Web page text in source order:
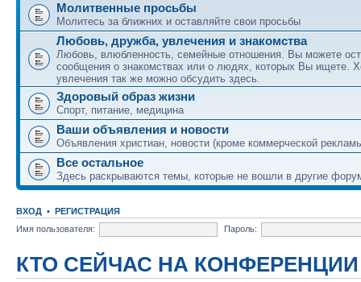
Молитвенные просьбы
Молитесь за ближних и оставляйте свои просьбы
Любовь, дружба, увлечения и знакомства
Любовь, влюбленность, семейные отношения. Вы можете
сообщения о знакомствах или о людях, которых Вы ищете.
увлечения так же можно обсудить здесь.
Здоровый образ жизни
Спорт, питание, медицина
Ваши объявления и новости
Объявления христиан, новости (кроме коммерческой
Все остальное
Здесь раскрываются темы, которые не вошли в другие
ВХОД • РЕГИСТРАЦИЯ
Имя пользователя:
Пароль:
КТО СЕЙЧАС НА КОНФЕРЕНЦИИ